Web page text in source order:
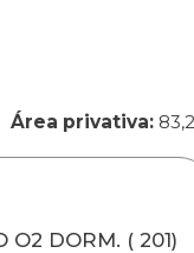
Área privativa:
O2 DORM. ( 201)